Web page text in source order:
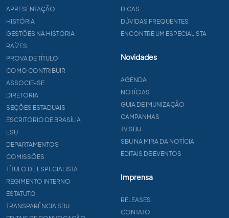
APRESENTAÇÃO
HISTÓRIA
GESTÕES NA HISTÓRIA
RAÍZES
PROVA DE TÍTULO
COMO CONTRIBUIR
ASSOCIE-SE
DIRETORIA
SEÇÕES ESTADUAIS
ESCRITÓRIO DE BRASÍLIA
ESU
DEPARTAMENTOS
COMISSÕES
TÍTULO DE ESPECIALISTA
REGIMENTO INTERNO
ESTATUTO
TRANSPARÊNCIA SBU
DICAS
DÚVIDAS FREQUENTES
ENCONTRE UM ESPECIALISTA
Novidades
AGENDA
NOTÍCIAS
GUIA DE IMUNIZAÇÃO
CAMPANHAS
TV SBU
SBU NA MIRA DA NOTÍCIA
EDITAIS DE EVENTOS
Imprensa
RELEASES
CONTATO